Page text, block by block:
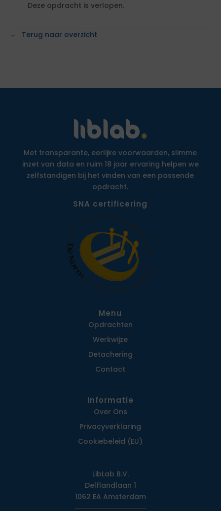
Deze opdracht is verlopen.
Terug naar overzicht
Met transparante, eerlijke voorwaarden, slimme
inzet van data en ruim 18 jaar ervaring helpen we
zelfstandigen bij het vinden van een passende
opdracht.
SNA certificering
Menu
Opdrachten
Werkwijze
Detachering
Contact
Informatie
Over Ons
Privacy­verklaring
Cookiebeleid (EU)
LibLab B.V.
Delflandlaan 1
1062 EA Amsterdam